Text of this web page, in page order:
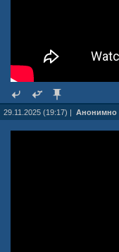
29.11.2025 (19:17) | Анонимно